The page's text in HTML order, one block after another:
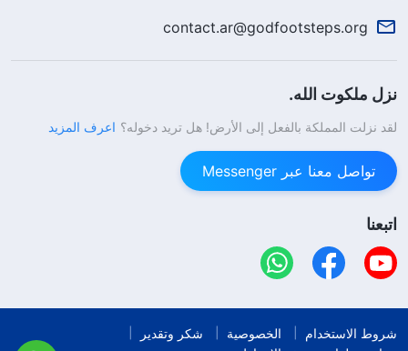
contact.ar@godfootsteps.org
نزل ملكوت الله.
لقد نزلت المملكة بالفعل إلى الأرض! هل تريد دخوله؟ اعرف المزيد
تواصل معنا عبر Messenger
اتبعنا
شروط الاستخدام الخصوصية
شكر وتقدير